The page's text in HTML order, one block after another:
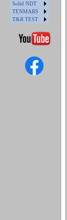
Solid NDT
TENMARS
T&R TEST